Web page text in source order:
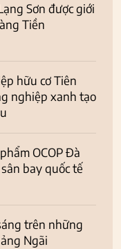
Sơn được giới
Tiền
hữu cơ Tiên
nghiệp xanh tạo
OCOP Đà
bay quốc tế
trên những
Ngãi